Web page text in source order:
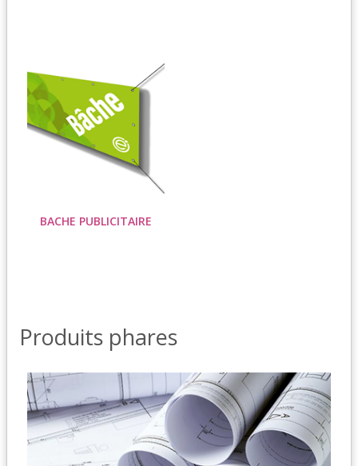
BACHE PUBLICITAIRE
Produits phares